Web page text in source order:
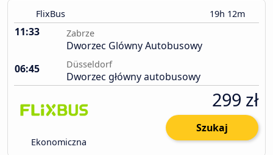
FlixBus 19h 12m
11:33 Zabrze
Dworzec Glówny Autobusowy
06:45
Düsseldorf
Dworzec główny autobusowy
Ekonomiczna
299 zł
Szukaj